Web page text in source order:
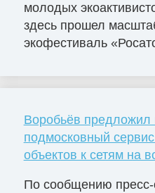
молодых
здесь прошел
экофестиваль
Воробьёв предложил
подмосковный
объектов к сетям на
По сообщению